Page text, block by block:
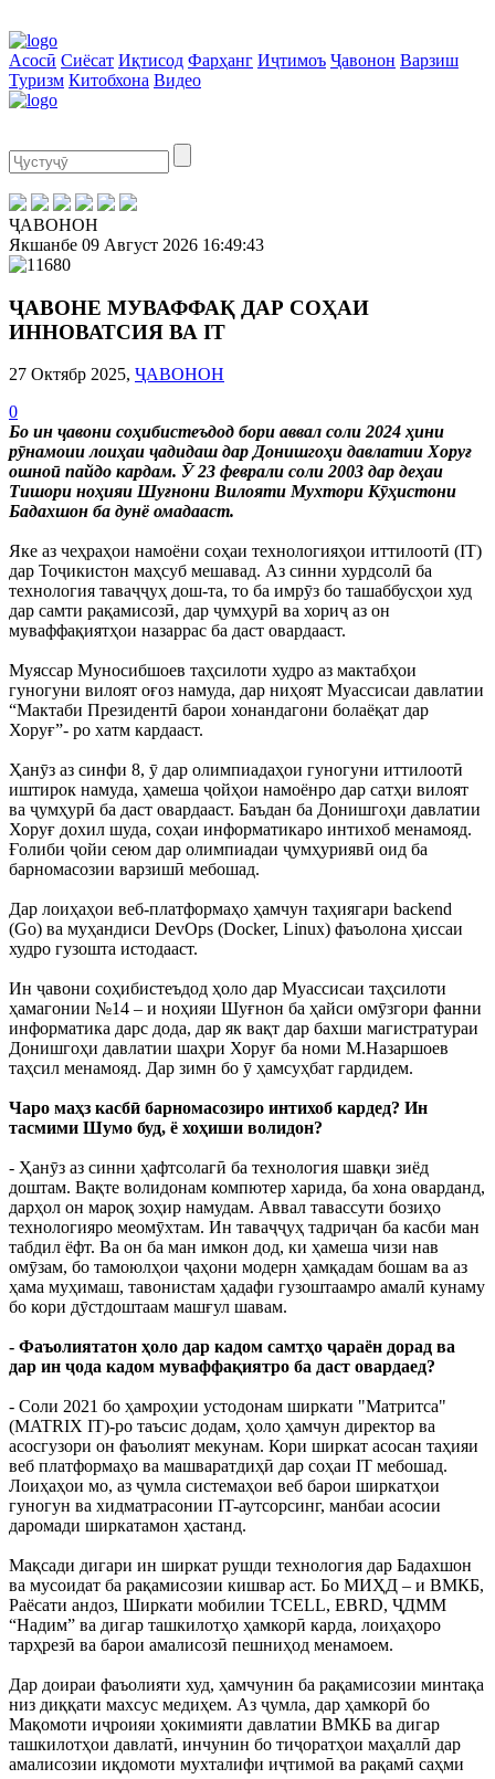
Асосӣ Сиёсат Иқтисод Фарҳанг Иҷтимоъ Ҷавонон Варзиш
Туризм Китобхона Видео
ҶАВОНОН
Якшанбе 09 Август 2026 16:49:43
ҶАВОНЕ МУВАФФАҚ ДАР СОҲАИ
ИННОВАТСИЯ ВА IT
27 Октябр 2025, ҶАВОНОН
0
Бо ин ҷавони соҳибистеъдод бори аввал соли 2024 ҳини
рӯнамоии лоиҳаи ҷадидаш дар Донишгоҳи давлатии Хоруғ
ошноӣ пайдо кардам. Ӯ 23 феврали соли 2003 дар деҳаи
Тишори ноҳияи Шуғнони Вилояти Мухтори Кӯҳистони
Бадахшон ба дунё омадааст.
Яке аз чеҳраҳои намоёни соҳаи технологияҳои иттилоотӣ (IT)
дар Тоҷикистон маҳсуб мешавад. Аз синни хурдсолӣ ба
технология таваҷҷуҳ дош-та, то ба имрӯз бо ташаббусҳои худ
дар самти рақамисозӣ, дар ҷумҳурӣ ва хориҷ аз он
муваффақиятҳои назаррас ба даст овардааст.
Муяссар Муносибшоев таҳсилоти худро аз мактабҳои
гуногуни вилоят оғоз намуда, дар ниҳоят Муассисаи давлатии
“Мактаби Президентӣ барои хонандагони болаёқат дар
Хоруғ”- ро хатм кардааст.
Ҳанӯз аз синфи 8, ӯ дар олимпиадаҳои гуногуни иттилоотӣ
иштирок намуда, ҳамеша ҷойҳои намоёнро дар сатҳи вилоят
ва ҷумҳурӣ ба даст овардааст. Баъдан ба Донишгоҳи давлатии
Хоруғ дохил шуда, соҳаи информатикаро интихоб менамояд.
Ғолиби ҷойи сеюм дар олимпиадаи ҷумҳуриявӣ оид ба
барномасозии варзишӣ мебошад.
Дар лоиҳаҳои веб-платформаҳо ҳамчун таҳиягари backend
(Go) ва муҳандиси DevOps (Docker, Linux) фаъолона ҳиссаи
худро гузошта истодааст.
Ин ҷавони соҳибистеъдод ҳоло дар Муассисаи таҳсилоти
ҳамагонии №14 – и ноҳияи Шуғнон ба ҳайси омӯзгори фанни
информатика дарс дода, дар як вақт дар бахши магистратураи
Донишгоҳи давлатии шаҳри Хоруғ ба номи М.Назаршоев
таҳсил менамояд. Дар зимн бо ӯ ҳамсуҳбат гардидем.
Чаро маҳз касбӣ барномасозиро интихоб кардед? Ин
тасмими Шумо буд, ё хоҳиши волидон?
- Ҳанӯз аз синни ҳафтсолагӣ ба технология шавқи зиёд
доштам. Вақте волидонам компютер харида, ба хона оварданд,
дарҳол он мароқ зоҳир намудам. Аввал тавассути бозиҳо
технологияро меомӯхтам. Ин таваҷҷуҳ тадриҷан ба касби ман
табдил ёфт. Ва он ба ман имкон дод, ки ҳамеша чизи нав
омӯзам, бо тамоюлҳои ҷаҳони модерн ҳамқадам бошам ва аз
ҳама муҳимаш, тавонистам ҳадафи гузоштаамро амалӣ кунаму
бо кори дӯстдоштаам машғул шавам.
- Фаъолиятатон ҳоло дар кадом самтҳо ҷараён дорад ва
дар ин ҷода кадом муваффақиятро ба даст овардаед?
- Соли 2021 бо ҳамроҳии устодонам ширкати "Матритса"
(MATRIX IT)-ро таъсис додам, ҳоло ҳамчун директор ва
асосгузори он фаъолият мекунам. Кори ширкат асосан таҳияи
веб платформаҳо ва машваратдиҳӣ дар соҳаи IT мебошад.
Лоиҳаҳои мо, аз ҷумла системаҳои веб барои ширкатҳои
гуногун ва хидматрасонии IT-аутсорсинг, манбаи асосии
даромади ширкатамон ҳастанд.
Мақсади дигари ин ширкат рушди технология дар Бадахшон
ва мусоидат ба рақамисозии кишвар аст. Бо МИҲД – и ВМКБ,
Раёсати андоз, Ширкати мобилии TCELL, EBRD, ҶДММ
“Надим” ва дигар ташкилотҳо ҳамкорӣ карда, лоиҳаҳоро
тарҳрезӣ ва барои амалисозӣ пешниҳод менамоем.
Дар доираи фаъолияти худ, ҳамчунин ба рақамисозии минтақа
низ диққати махсус медиҳем. Аз ҷумла, дар ҳамкорӣ бо
Мақомоти иҷроияи ҳокимияти давлатии ВМКБ ва дигар
ташкилотҳои давлатӣ, инчунин бо тиҷоратҳои маҳаллӣ дар
амалисозии иқдомоти мухталифи иҷтимоӣ ва рақамӣ саҳми